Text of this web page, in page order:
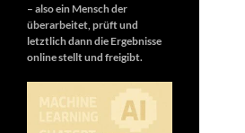
– also ein Mensch der
überarbeitet, prüft und
letztlich dann die Ergebnisse
online stellt und freigibt.